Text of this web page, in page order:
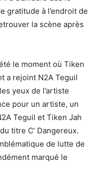
gratitude à l’endroit de
la scène après
le moment où Tiken
a rejoint N2A Teguil
yeux de l’artiste
pour un artiste, un
Teguil et Tiken Jah
titre C’ Dangereux.
de lutte de
marqué le